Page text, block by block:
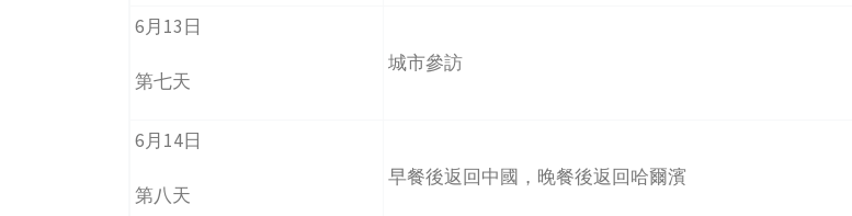
6月13日
第七天
城市參訪
6月14日
第八天
早餐後返回中國，晚餐後返回哈爾濱